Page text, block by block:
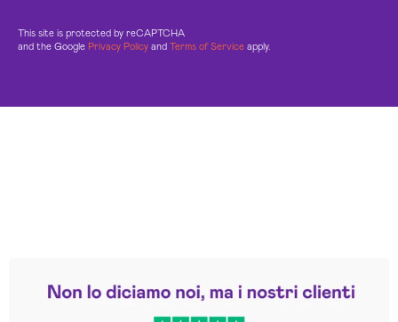
This site is protected by reCAPTCHA
and the Google Privacy Policy and Terms of Service apply.
Trustpilot